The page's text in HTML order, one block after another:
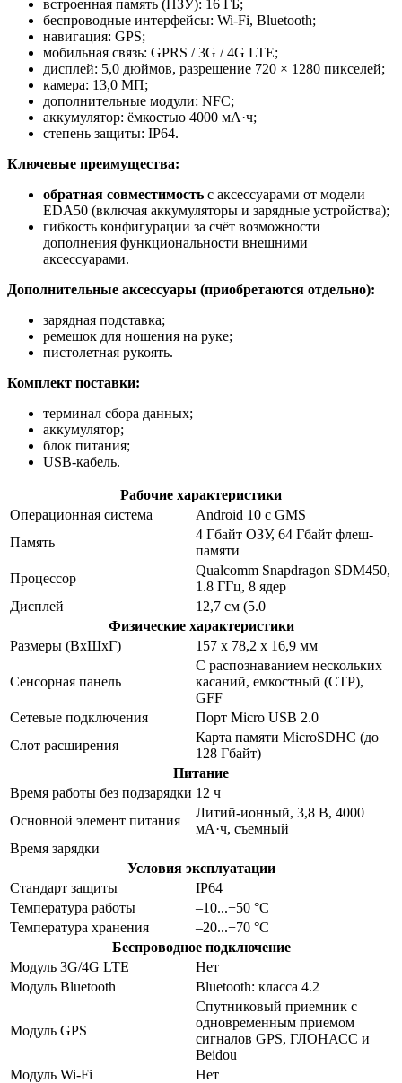
встроенная память (ПЗУ): 16 ГБ;
беспроводные интерфейсы: Wi-Fi, Bluetooth;
навигация: GPS;
мобильная связь: GPRS / 3G / 4G LTE;
дисплей: 5,0 дюймов, разрешение 720 × 1280 пикселей;
камера: 13,0 МП;
дополнительные модули: NFC;
аккумулятор: ёмкостью 4000 мА·ч;
степень защиты: IP64.
Ключевые преимущества:
обратная совместимость с аксессуарами от модели
EDA50 (включая аккумуляторы и зарядные устройства);
гибкость конфигурации за счёт возможности
дополнения функциональности внешними
аксессуарами.
Дополнительные аксессуары (приобретаются отдельно):
зарядная подставка;
ремешок для ношения на руке;
пистолетная рукоять.
Комплект поставки:
терминал сбора данных;
аккумулятор;
блок питания;
USB-кабель.
Рабочие характеристики
Операционная система
Android 10 с GMS
Память
4 Гбайт ОЗУ, 64 Гбайт флеш-
памяти
Процессор
Qualcomm Snapdragon SDM450,
1.8 ГГц, 8 ядер
Дисплей
12,7 см (5.0
Физические характеристики
Размеры (ВхШхГ)
157 x 78,2 x 16,9 мм
Сенсорная панель
С распознаванием нескольких
касаний, емкостный (CTP),
GFF
Сетевые подключения
Порт Micro USB 2.0
Слот расширения
Карта памяти MicroSDHC (до
128 Гбайт)
Питание
Время работы без подзарядки 12 ч
Основной элемент питания
Литий-ионный, 3,8 В, 4000
мА·ч, съемный
Время зарядки
Условия эксплуатации
Стандарт защиты
IP64
Температура работы
–10...+50 °C
Температура хранения
–20...+70 °С
Беспроводное подключение
Модуль 3G/4G LTE
Нет
Модуль Bluetooth
Bluetooth: класса 4.2
Модуль GPS
Спутниковый приемник с
одновременным приемом
сигналов GPS, ГЛОНАСС и
Beidou
Модуль Wi-Fi
Нет